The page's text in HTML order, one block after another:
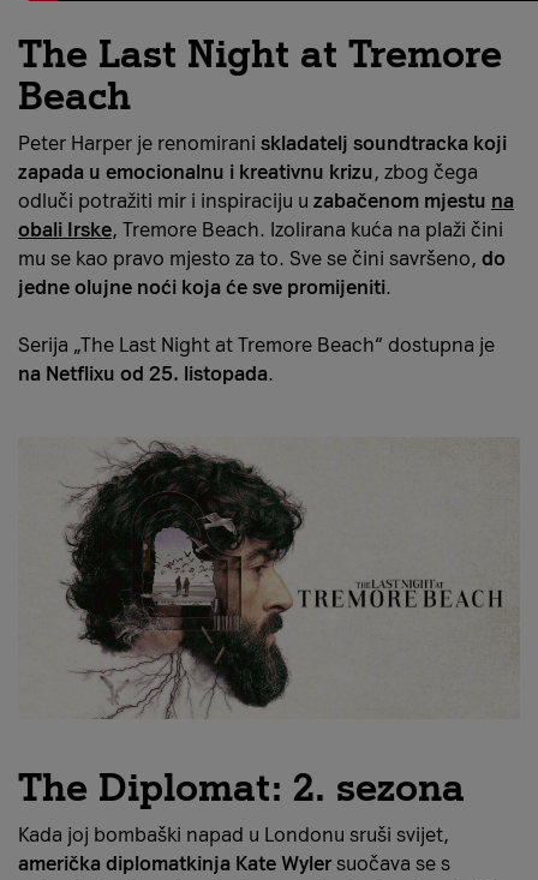
The Last Night at Tremore
Beach
Peter Harper je renomirani skladatelj soundtracka koji
zapada u emocionalnu i kreativnu krizu, zbog čega
odluči potražiti mir i inspiraciju u zabačenom mjestu na
obali Irske, Tremore Beach. Izolirana kuća na plaži čini
mu se kao pravo mjesto za to. Sve se čini savršeno, do
jedne olujne noći koja će sve promijeniti.
Serija „The Last Night at Tremore Beach“ dostupna je
na Netflixu od 25. listopada.
The Diplomat: 2. sezona
Kada joj bombaški napad u Londonu sruši svijet,
američka diplomatkinja Kate Wyler suočava se s